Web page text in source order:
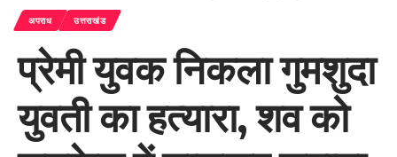
अपराध उत्तराखंड
प्रेमी युवक निकला गुमशुदा
युवती का हत्यारा, शव को